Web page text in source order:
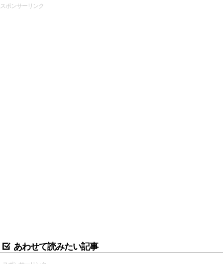
スポンサーリンク
あわせて読みたい記事